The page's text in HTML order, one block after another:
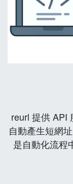
reurl 提供 API
自動產生短網
是自動化流程